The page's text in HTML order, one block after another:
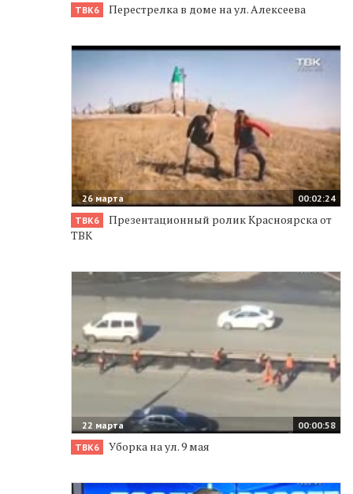
ТВК6
Перестрелка в доме на ул. Алексеева
00:02:24
26 марта
ТВК6
Презентационный ролик Красноярска от
ТВК
00:00:58
22 марта
ТВК6
Уборка на ул. 9 мая